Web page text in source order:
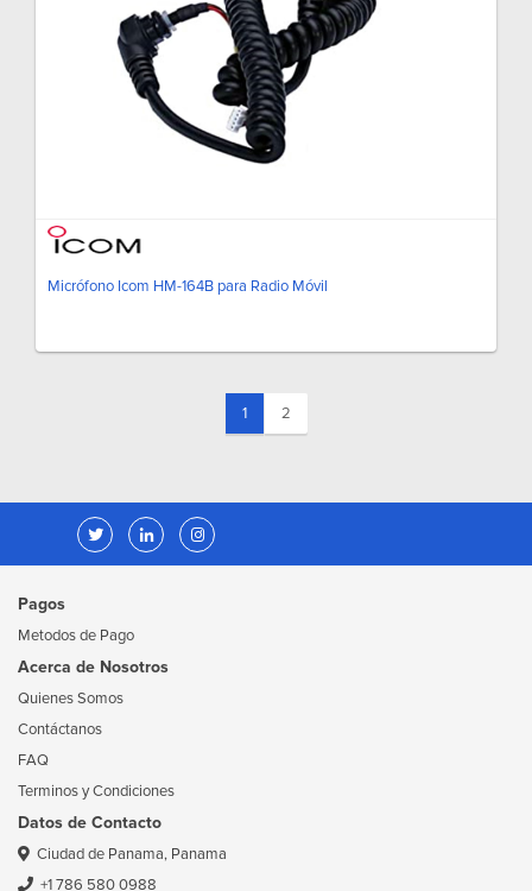
Micrófono Icom HM-164B para Radio Móvil
1(current)
2
Pagos
Metodos de Pago
Acerca de Nosotros
Quienes Somos
Contáctanos
FAQ
Terminos y Condiciones
Datos de Contacto
Ciudad de Panama, Panama
+1 786 580 0988